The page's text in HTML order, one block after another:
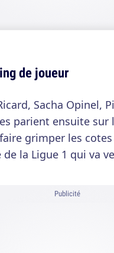
de joueur
Sacha Opinel,
parient ensuite sur
grimper les
la Ligue 1 qui va
Publicité